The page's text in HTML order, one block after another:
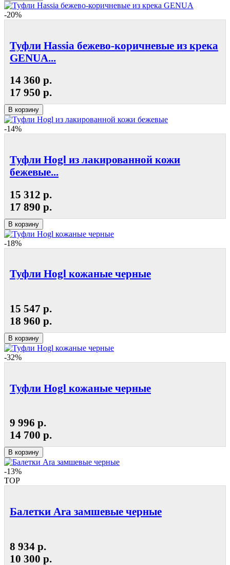
-20%
Туфли Hassia бежево-коричневые из крека
GENUA...
14 360 р.
17 950 р.
В корзину
-14%
Туфли Hogl из лакированной кожи
бежевые...
15 312 р.
17 890 р.
В корзину
-18%
Туфли Hogl кожаные черные
15 547 р.
18 960 р.
В корзину
-32%
Туфли Hogl кожаные черные
9 996 р.
14 700 р.
В корзину
-13%
TOP
Балетки Ara замшевые черные
8 934 р.
10 300 р.